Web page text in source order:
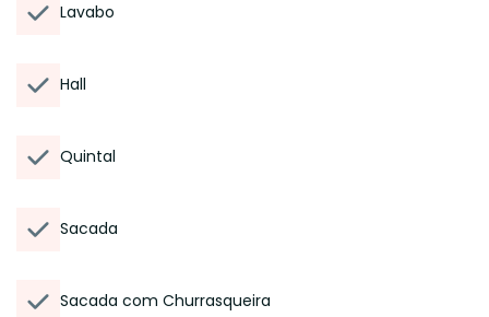
Lavabo
Hall
Quintal
Sacada
Sacada com Churrasqueira